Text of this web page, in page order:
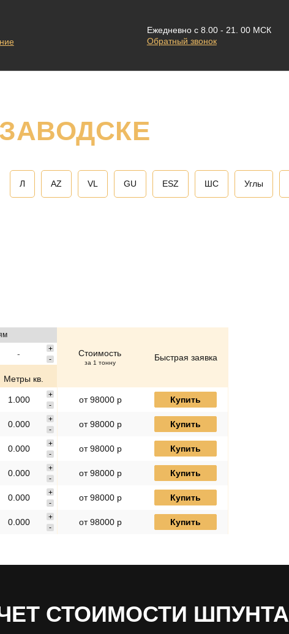
Ежедневно с 8.00 - 21. 00 МСК
Обратный звонок
Л AZ VL GU ESZ ШС Углы
Стоимость
за 1 тонну
Быстрая заявка
Метры кв.
от 98000 р Купить
от 98000 р Купить
от 98000 р Купить
от 98000 р Купить
от 98000 р Купить
от 98000 р Купить
СТОИМОСТИ ШПУНТА